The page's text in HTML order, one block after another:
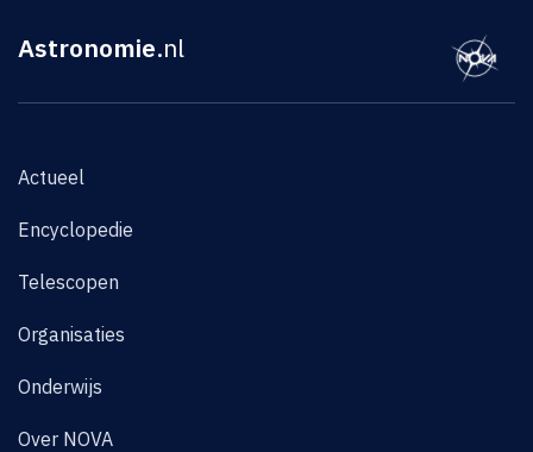
Astronomie.nl
Actueel
Encyclopedie
Telescopen
Organisaties
Onderwijs
Over NOVA